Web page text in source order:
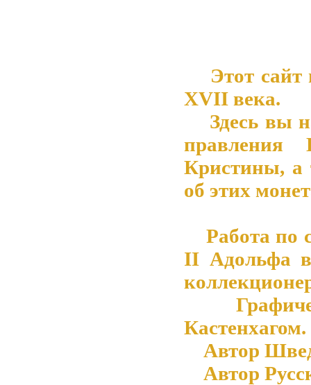
Этот сайт
XVII века.
Здесь вы
Кристины, а
об этих
Работа по
II Адольфа
Кастенхагом.
Автор
Автор